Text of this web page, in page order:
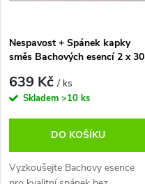
Nespavost + Spánek kapky
směs Bachových esencí 2 x 30
639 Kč/ ks
Skladem >10 ks
DO KOŠÍKU
Vyzkoušejte Bachovy esence